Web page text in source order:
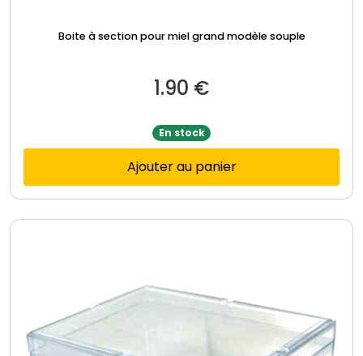
Boite à section pour miel grand modèle souple
1.90 €
En stock
Ajouter au panier